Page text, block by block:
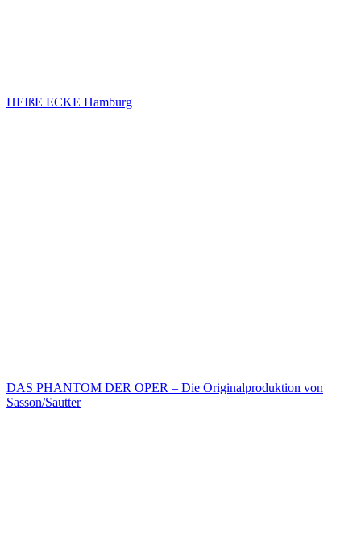
HEIßE ECKE Hamburg
DAS PHANTOM DER OPER – Die Originalproduktion von
Sasson/Sautter